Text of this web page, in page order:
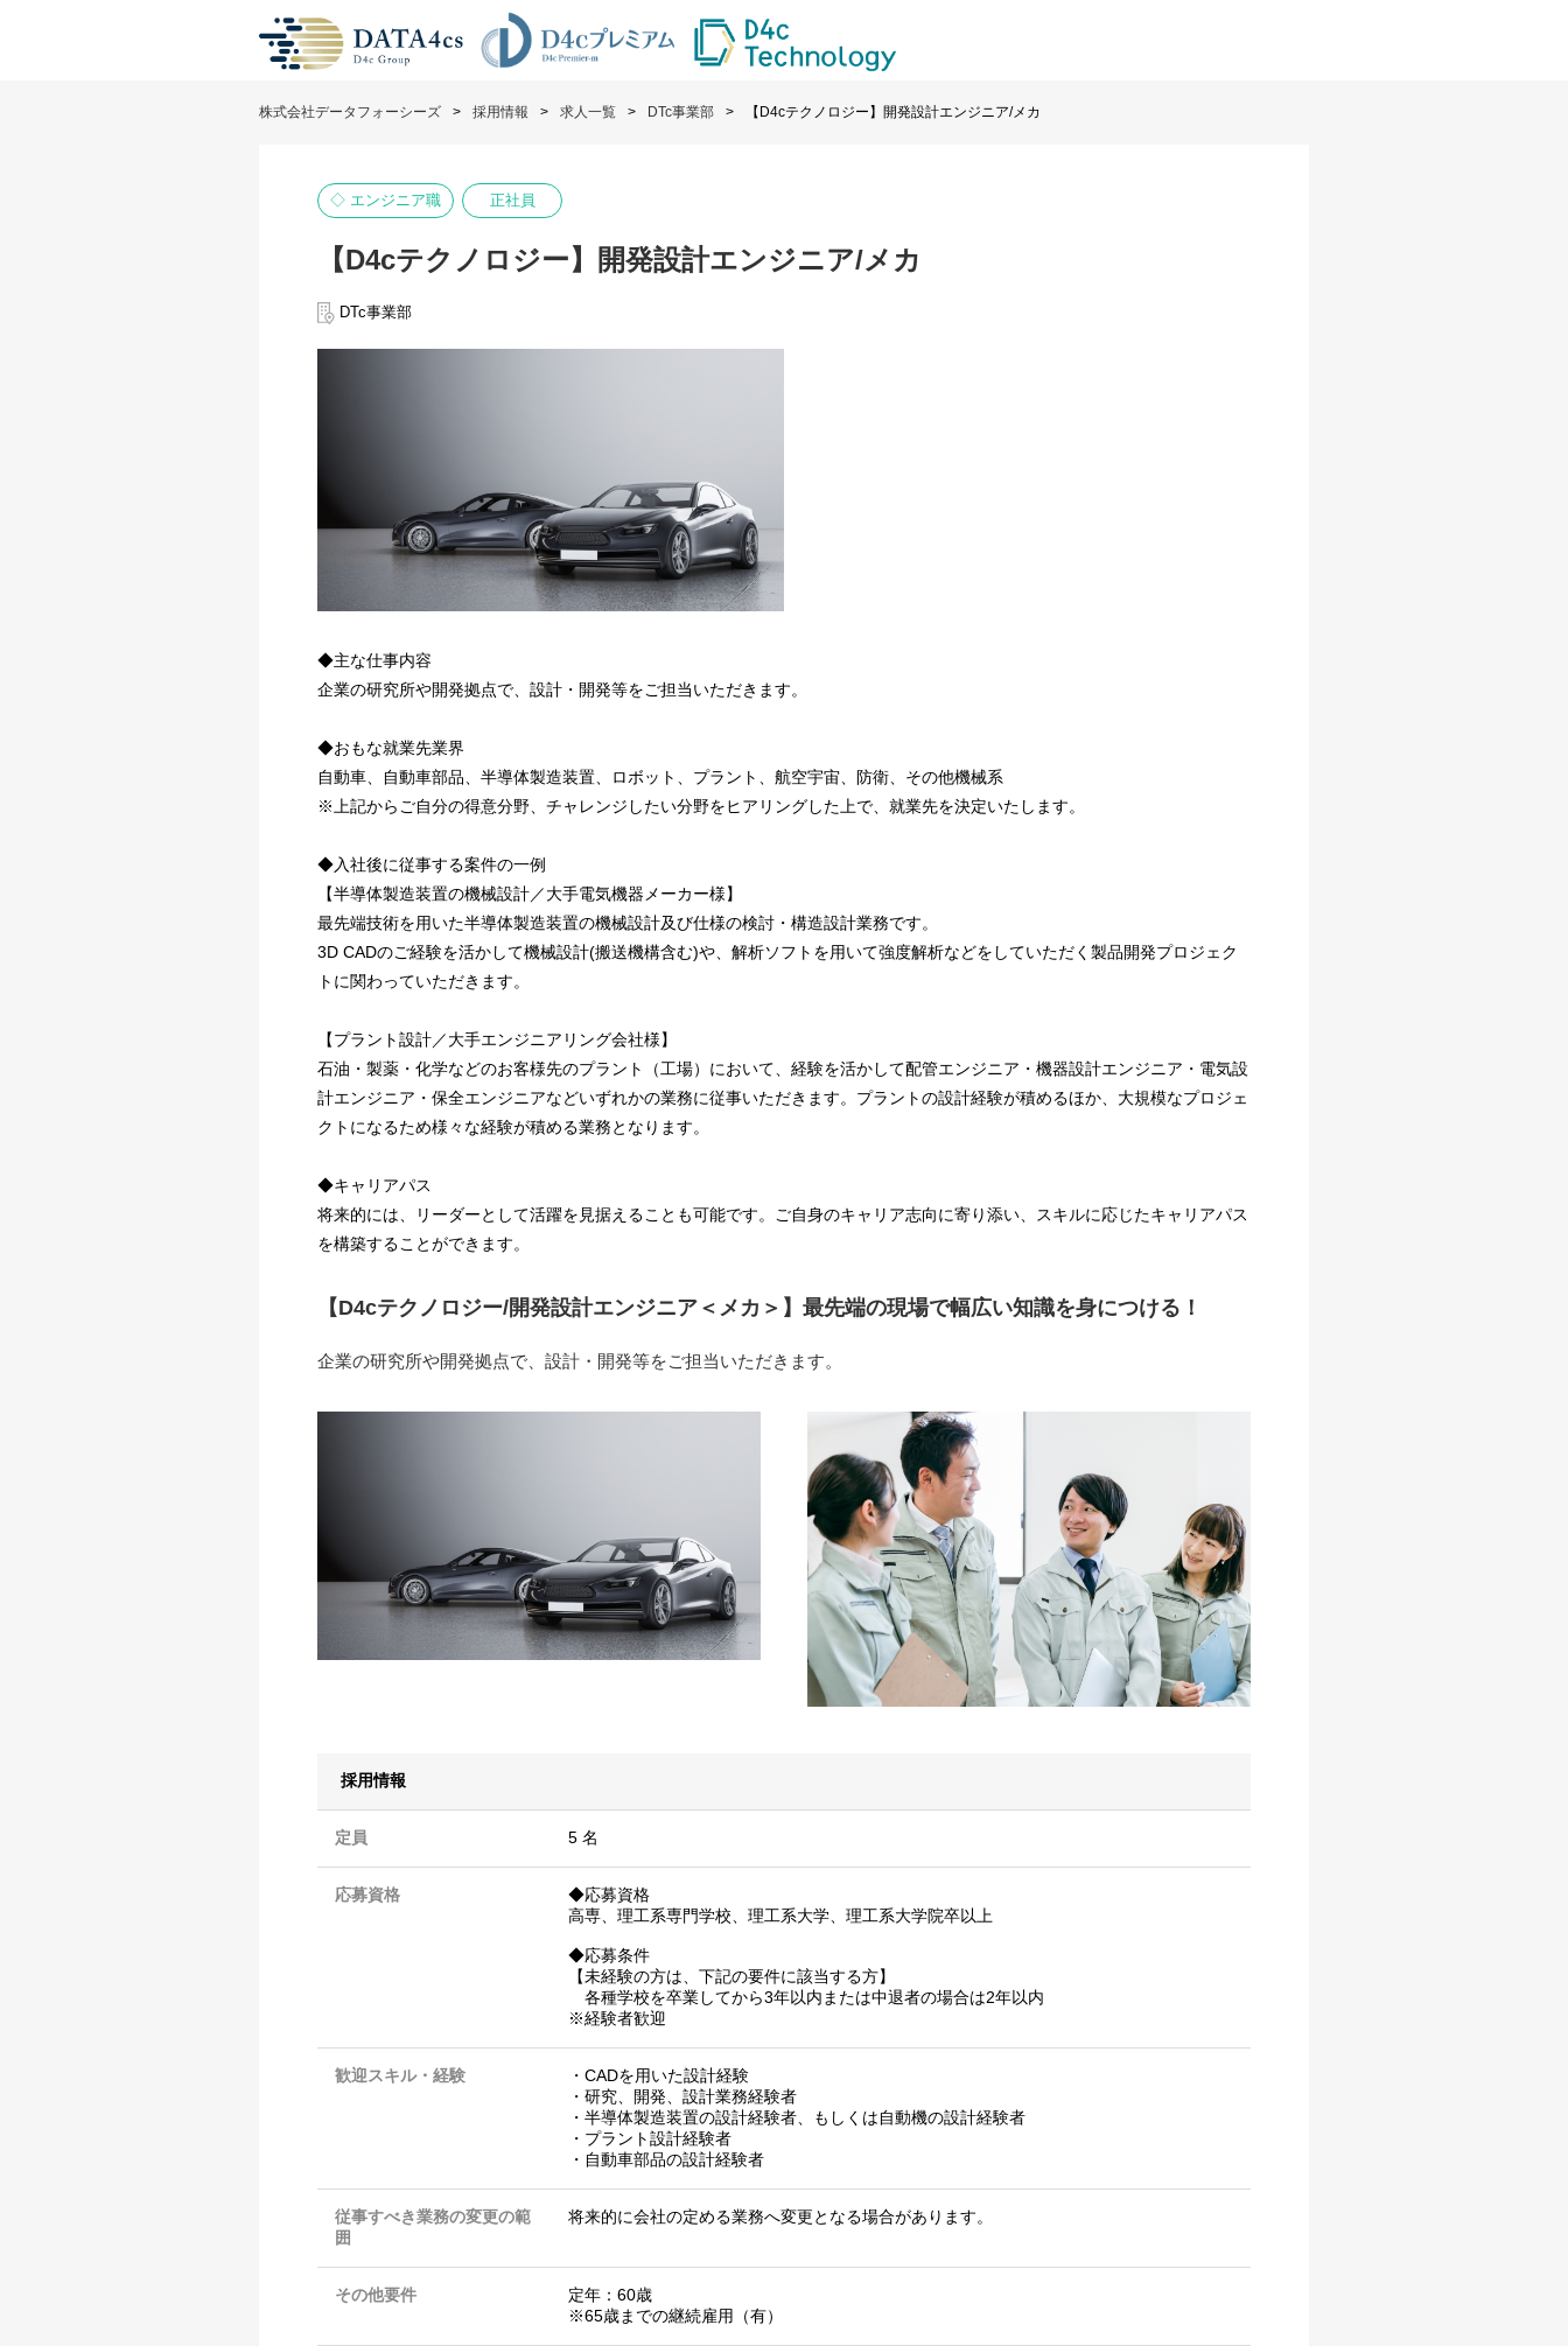
株式会社データフォーシーズ 採用情報 求人一覧 DTc事業部 【D4cテクノロジー】開発設計エンジニア/メカ
◇ エンジニア職 正社員
【D4cテクノロジー】開発設計エンジニア/メカ
DTc事業部
◆主な仕事内容
企業の研究所や開発拠点で、設計・開発等をご担当いただきます。
◆おもな就業先業界
自動車、自動車部品、半導体製造装置、ロボット、プラント、航空宇宙、防衛、その他機械系
※上記からご自分の得意分野、チャレンジしたい分野をヒアリングした上で、就業先を決定いたします。
◆入社後に従事する案件の一例
【半導体製造装置の機械設計／大手電気機器メーカー様】
最先端技術を用いた半導体製造装置の機械設計及び仕様の検討・構造設計業務です。
3D CADのご経験を活かして機械設計(搬送機構含む)や、解析ソフトを用いて強度解析などをしていただく製品開発プロジェク
トに関わっていただきます。
【プラント設計／大手エンジニアリング会社様】
石油・製薬・化学などのお客様先のプラント（工場）において、経験を活かして配管エンジニア・機器設計エンジニア・電気設
計エンジニア・保全エンジニアなどいずれかの業務に従事いただきます。プラントの設計経験が積めるほか、大規模なプロジェ
クトになるため様々な経験が積める業務となります。
◆キャリアパス
将来的には、リーダーとして活躍を見据えることも可能です。ご自身のキャリア志向に寄り添い、スキルに応じたキャリアパス
を構築することができます。
【D4cテクノロジー/開発設計エンジニア＜メカ＞】最先端の現場で幅広い知識を身につける！
企業の研究所や開発拠点で、設計・開発等をご担当いただきます。
採用情報
定員 5 名
応募資格
◆応募資格
高専、理工系専門学校、理工系大学、理工系大学院卒以上
◆応募条件
【未経験の方は、下記の要件に該当する方】
各種学校を卒業してから3年以内または中退者の場合は2年以内
※経験者歓迎
歓迎スキル・経験
・CADを用いた設計経験
・研究、開発、設計業務経験者
・半導体製造装置の設計経験者、もしくは自動機の設計経験者
・プラント設計経験者
・自動車部品の設計経験者
従事すべき業務の変更の範
囲
将来的に会社の定める業務へ変更となる場合があります。
その他要件
定年：60歳
※65歳までの継続雇用（有）